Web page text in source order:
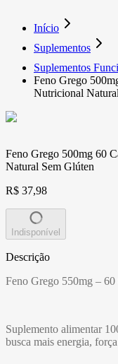
Início
Suplementos
Suplementos
Feno Grego
Nutricional
Feno Grego 500mg 60
Natural Sem Glúten
R$ 37,98
Indisponível
Descrição
Feno Grego 550mg –
Suplemento alimentar
busca mais energia,